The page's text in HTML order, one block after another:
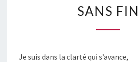
FIN
SANS FIN
Je suis dans la clarté qui s’avance,